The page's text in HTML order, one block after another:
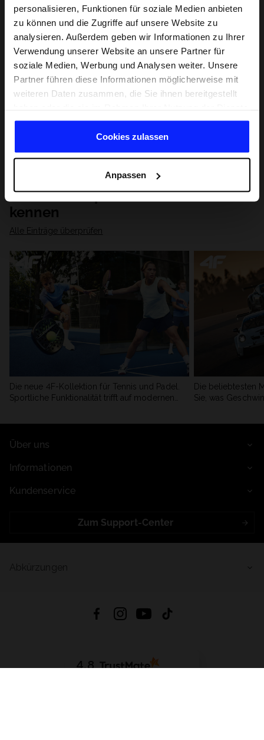
personalisieren, Funktionen für soziale Medien anbieten
zu können und die Zugriffe auf unsere Website zu
analysieren. Außerdem geben wir Informationen zu Ihrer
Verwendung unserer Website an unsere Partner für
soziale Medien, Werbung und Analysen weiter. Unsere
Partner führen diese Informationen möglicherweise mit
weiteren Daten zusammen, die Sie ihnen bereitgestellt
gesammelt haben.
Cookies zulassen
Anpassen
Lernen Sie Sport von Grund auf
kennen
Alle Einträge überprüfen
Die neue 4F-Kollektion für Tennis und Padel.
Sportliche Funktionalität trifft auf modernen
Die beliebtesten
Sie, was
Über uns
Informationen
Kundenservice
Zum Support-Center
4.8